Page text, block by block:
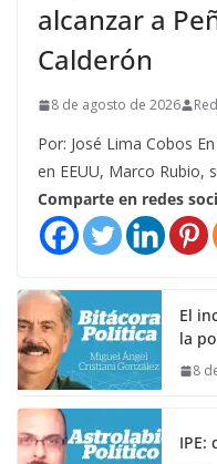
alcanzar a
Calderón
8 de agosto de 2026
Por: José Lima Cobos
en EEUU, Marco Rubio,
Comparte en redes
El
la
8
IPE: